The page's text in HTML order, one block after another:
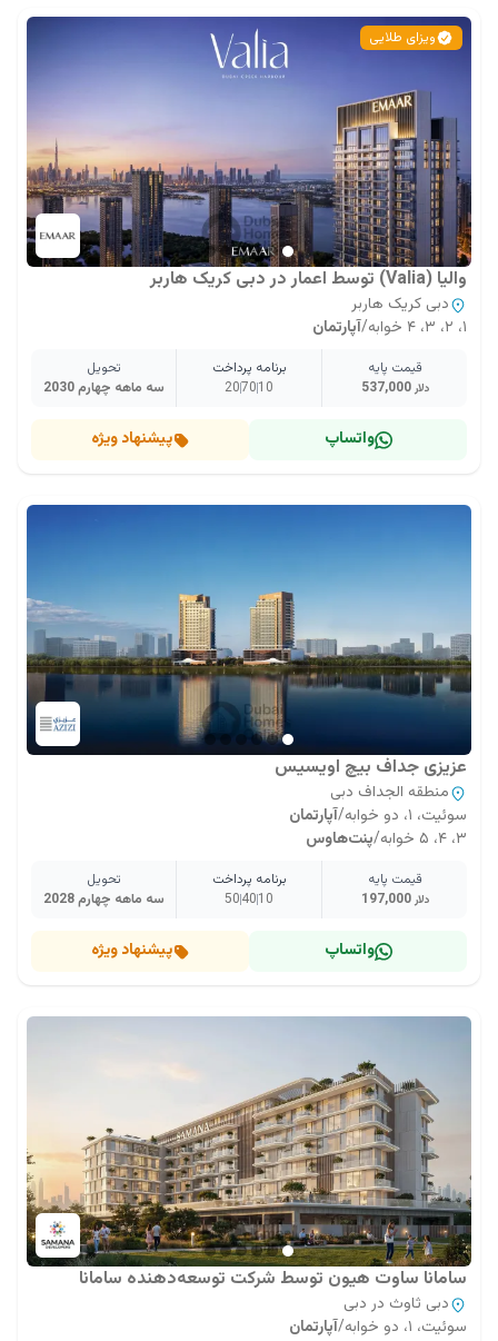
ویزای طلایی
والیا (Valia) توسط اعمار در دبی کریک هاربر
دبی کریک هاربر
۱، ۲، ۳، ۴ خوابه
/آپارتمان
قیمت پایه
537,000 دلار
برنامه پرداخت
10
70
20
تحویل
سه ماهه چهارم 2030
واتساپ پیشنهاد ویژه
عزیزی جداف بیچ اویسیس
منطقه الجداف دبی
سوئیت، ۱، دو خوابه
/آپارتمان
۳، ۴، ۵ خوابه
/پنت‌هاوس
قیمت پایه
197,000 دلار
برنامه پرداخت
10
40
50
تحویل
سه ماهه چهارم 2028
واتساپ پیشنهاد ویژه
سامانا ساوت هیون توسط شرکت توسعه‌دهنده سامانا
دبی ثاوث در دبی
سوئیت، ۱، دو خوابه
/آپارتمان